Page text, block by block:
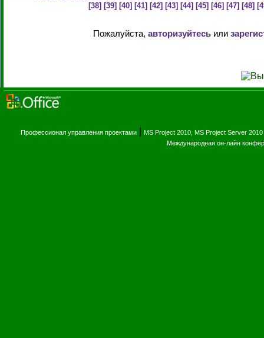
[38] [39] [40] [41] [42] [43] [44] [45] [46] [47] [48]
Пожалуйста, авторизуйтесьили
Профессионал управления проектами MS Project 2010, MS Project Server 2010
Международная он-лайн